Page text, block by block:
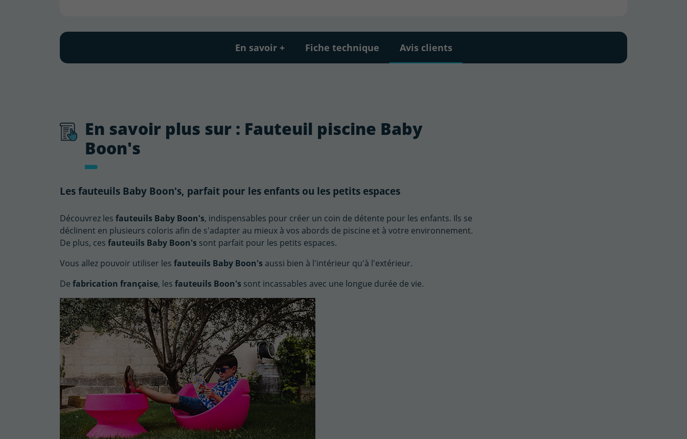
En savoir + Fiche technique Avis clients
En savoir plus sur : Fauteuil piscine Baby
Boon's
Les fauteuils Baby Boon's, parfait pour les enfants ou les petits espaces
Découvrez les fauteuils Baby Boon's, indispensables pour créer un coin de détente pour les enfants. Ils se
déclinent en plusieurs coloris afin de s'adapter au mieux à vos abords de piscine et à votre environnement.
De plus, ces fauteuils Baby Boon's sont parfait pour les petits espaces.
Vous allez pouvoir utiliser les fauteuils Baby Boon's aussi bien à l'intérieur qu'à l'extérieur.
De fabrication française, les fauteuils Boon's sont incassables avec une longue durée de vie.